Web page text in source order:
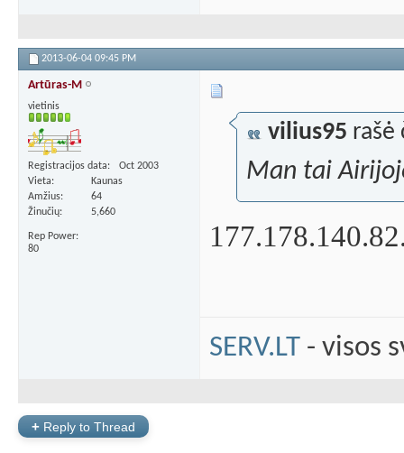
2013-06-04 09:45 PM
Artūras-M
vietinis
Registracijos data
Oct 2003
Vieta
Kaunas
Amžius
64
Žinučių
5,660
Rep Power
80
vilius95 rašė
Man tai
SERV.LT - visos
+ Reply to Thread